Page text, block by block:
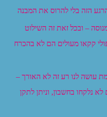
הזה בלי להרוס את המבנה
– ובכל זאת זה השילוט
קקאו מעולים הם לא בהכרח
עושה לנו רע זה לא האורך –
נלקחו בחשבון, וניתן לתקן